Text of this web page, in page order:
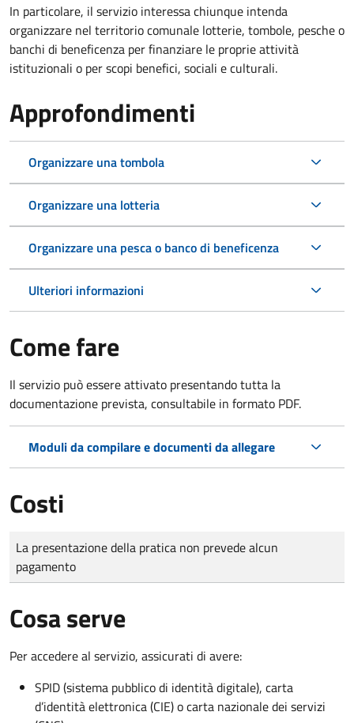
In particolare, il servizio interessa chiunque intenda
organizzare nel territorio comunale lotterie, tombole, pesche o
banchi di beneficenza per finanziare le proprie attività
istituzionali o per scopi benefici, sociali e culturali.
Approfondimenti
Organizzare una tombola
Organizzare una lotteria
Organizzare una pesca o banco di beneficenza
Ulteriori informazioni
Come fare
Il servizio può essere attivato presentando tutta la
documentazione prevista, consultabile in formato PDF.
Moduli da compilare e documenti da allegare
Costi
Tipo di pagamento
Importo
La presentazione della pratica non prevede alcun
pagamento
Cosa serve
Per accedere al servizio, assicurati di avere:
SPID (sistema pubblico di identità digitale), carta
d’identità elettronica (CIE) o carta nazionale dei servizi